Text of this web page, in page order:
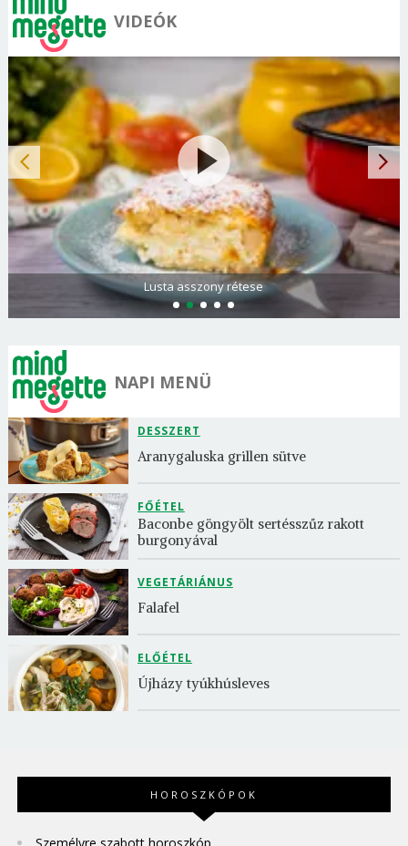
VIDEÓK
Lusta asszony rétese
NAPI MENÜ
DESSZERT
Aranygaluska grillen sütve
FŐÉTEL
Baconbe göngyölt sertésszűz rakott
burgonyával
VEGETÁRIÁNUS
Falafel
ELŐÉTEL
Újházy tyúkhúsleves
HOROSZKÓPOK